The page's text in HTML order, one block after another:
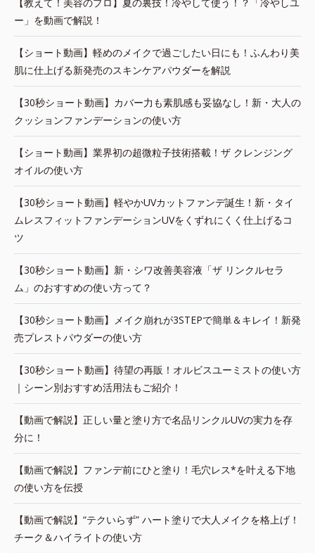
ー」を動画で解説！
【ショート動画】軽めのメイクで過ごしたい日にも！ふんわり美
肌に仕上げる新発売のスキンケアパウダーを解説
【30秒ショート動画】カバー力も素肌感も妥協なし！新・大人の
クッションファンデーションの使い方
【ショート動画】業界初の超微粒子技術搭載！ザ クレンジング
オイルの使い方
【30秒ショート動画】軽やかUVカットファンデ誕生！新・タイ
ムレスフィットファンデーションUVをくずれにくく仕上げるコ
ツ
【30秒ショート動画】新・シワ改善美容液「ザ リンクルセラ
ム」のおすすめの使い方って？
【30秒ショート動画】メイク崩れが3STEPで簡単＆キレイ！新発
売プレストパウダーの使い方
【30秒ショート動画】待望の再販！オルビスユーミストの使い方
｜シーン別おすすめ活用法もご紹介！
【動画で解説】正しい量と塗り方で名品リンクルUVの実力を存
分に！
【動画で解説】ファンデ前にひと塗り！毛穴レス*を叶える下地
の使い方を伝授
【動画で解説】“テクいらず” ハート塗りで大人メイクを格上げ！
チーク＆ハイライトの使い方